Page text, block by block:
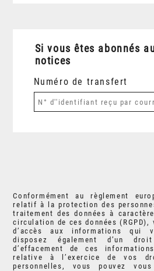
Si vous êtes abonnés
notices
Numéro de transfert
Conformément au règlement
relatif à la protection des
traitement des données à
circulation de ces données (RGPD),
d’accès aux informations qui
disposez également d’un
d’effacement de ces
relative à l’exercice de vos
personnelles, vous pouvez